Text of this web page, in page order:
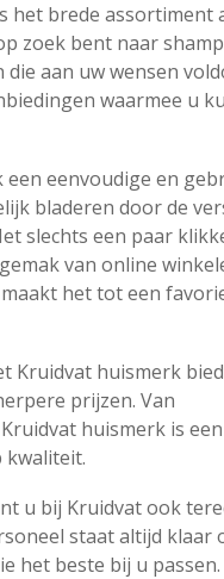
het brede assortiment
zoek bent naar
aan uw wensen
waarmee u
eenvoudige en
bladeren door de
slechts een paar
van online
het tot een
Kruidvat huismerk
prijzen. Van
huismerk is
kwaliteit.
u bij Kruidvat ook
staat altijd klaar
het beste bij u